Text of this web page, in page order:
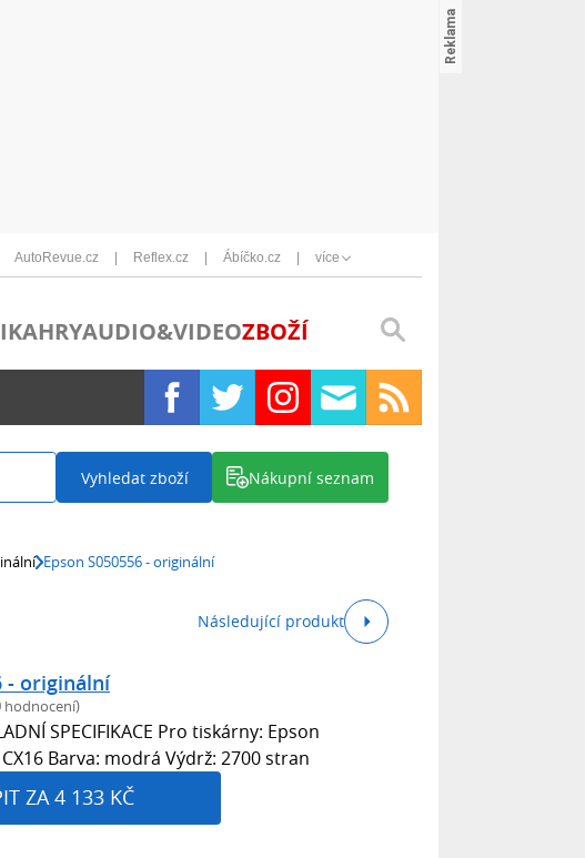
AutoRevue.cz Reflex.cz Ábíčko.cz více
HRYAUDIO&VIDEOZBOŽÍ
Vyhledat zboží Nákupní seznam
Epson S050556 - originální
Následující produkt
- originální
hodnocení)
SPECIFIKACE Pro tiskárny: Epson
Barva: modrá Výdrž: 2700 stran
ZA 4 133 KČ